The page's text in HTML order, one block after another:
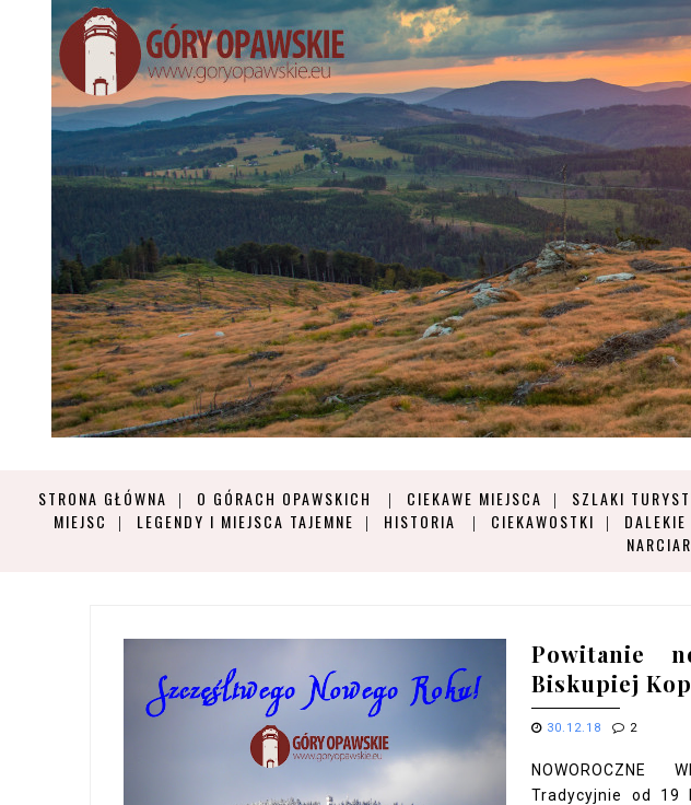
STRONA GŁÓWNA O GÓRACH OPAWSKICH CIEKAWE MIEJSCA SZLAKI
MIEJSC
LEGENDY I MIEJSCA TAJEMNE HISTORIA CIEKAWOSTKI DALEKIE
Powitanie
Biskupiej
30.12.18 2
NOWOROCZNE
Tradycyjnie od 19